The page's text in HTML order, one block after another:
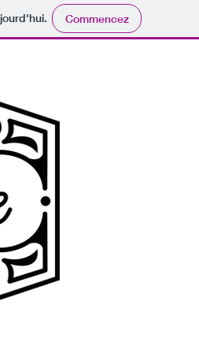
Commencez